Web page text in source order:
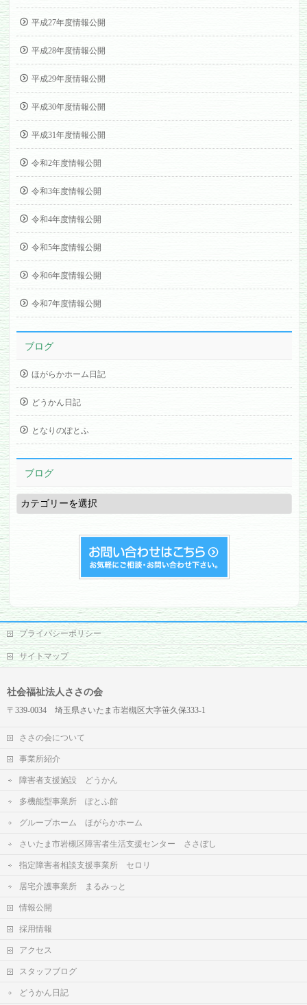
平成27年度情報公開
平成28年度情報公開
平成29年度情報公開
平成30年度情報公開
平成31年度情報公開
令和2年度情報公開
令和3年度情報公開
令和4年度情報公開
令和5年度情報公開
令和6年度情報公開
令和7年度情報公開
ブログ
ほがらかホーム日記
どうかん日記
となりのぽとふ
ブログ
ブ
ロ
グ
プライバシーポリシー
サイトマップ
社会福祉法人ささの会
〒339-0034 埼玉県さいたま市岩槻区大字笹久保333-1
ささの会について
事業所紹介
障害者支援施設 どうかん
多機能型事業所 ぽとふ館
グループホーム ほがらかホーム
さいたま市岩槻区障害者生活支援センター ささぼし
指定障害者相談支援事業所 セロリ
居宅介護事業所 まるみっと
情報公開
採用情報
アクセス
スタッフブログ
どうかん日記